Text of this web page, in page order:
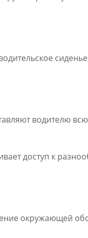
водителю
доступ к
окружающей